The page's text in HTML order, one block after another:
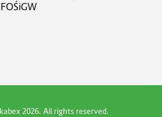
2026. All rights reserved.